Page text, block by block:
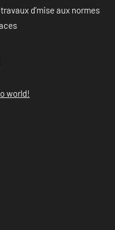
d’mise aux normes
world!